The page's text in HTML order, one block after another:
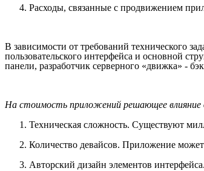
Расходы, связанные с продвижением
В зависимости от требований технического
пользовательского интерфейса и основной
панели, разработчик серверного «движка» -
На стоимость приложений решающее
Техническая сложность. Существуют
Количество девайсов. Приложение
Авторский дизайн элементов